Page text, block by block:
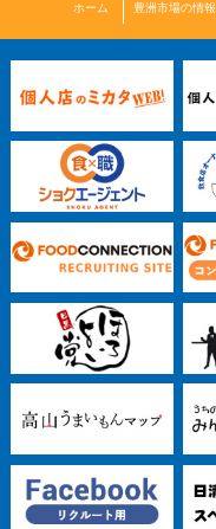
ホーム 豊洲市場の情報